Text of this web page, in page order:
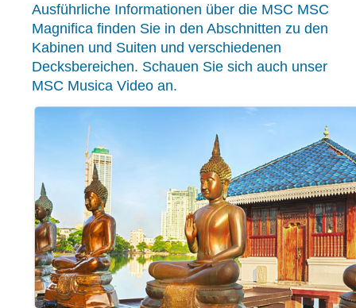
Ausführliche Informationen über die MSC MSC
Magnifica finden Sie in den Abschnitten zu den
Kabinen und Suiten und verschiedenen
Decksbereichen. Schauen Sie sich auch unser
MSC Musica Video an.